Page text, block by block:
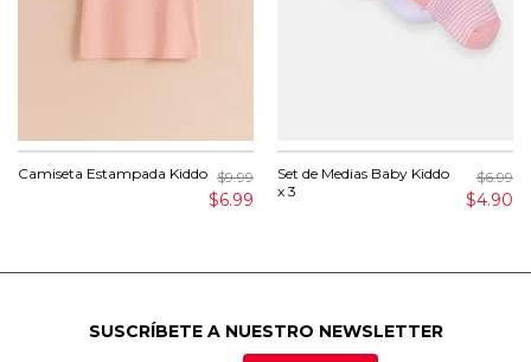
Camiseta Estampada Kiddo $9.99
$6.99
Set de Medias Baby Kiddo
x 3
$6.99
$4.90
SUSCRÍBETE A NUESTRO NEWSLETTER